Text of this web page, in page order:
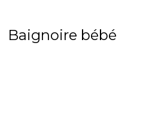
Baignoire bébé